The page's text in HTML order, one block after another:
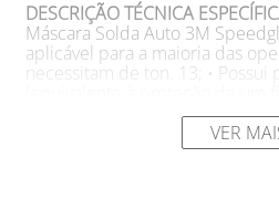
DESCRIÇÃO TÉCNICA
Máscara Solda Auto 3M
aplicável para a maioria das
necessitam de ton. 13; •
13) contra as radiações
independente do modo do
Possui várias opções de
VER